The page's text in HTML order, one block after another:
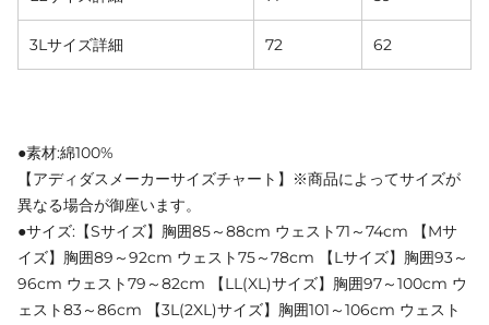
3Lサイズ詳細 72 62
●素材:綿100%
【アディダスメーカーサイズチャート】※商品によってサイズが
異なる場合が御座います。
●サイズ:【Sサイズ】胸囲85～88cm ウェスト71～74cm 【Mサ
イズ】胸囲89～92cm ウェスト75～78cm 【Lサイズ】胸囲93～
96cm ウェスト79～82cm 【LL(XL)サイズ】胸囲97～100cm ウ
ェスト83～86cm 【3L(2XL)サイズ】胸囲101～106cm ウェスト